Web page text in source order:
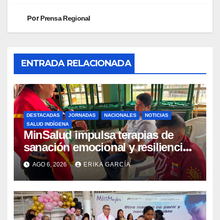
PorPrensa Regional
ENTRADA RELACIONADA
DESTACADAS JORNADAS NACIONALES
NOTICIAS
SALUD INDÍGENA
MinSalud impulsa terapias de
sanación emocional y resiliencia
post-sismo junto a comunidades
indígenas en Caracas
AGO 6, 2026 ERIKA GARCÍA